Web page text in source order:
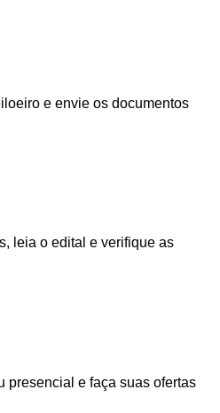
e envie os documentos
leia o edital e verifique as
presencial e faça suas ofertas